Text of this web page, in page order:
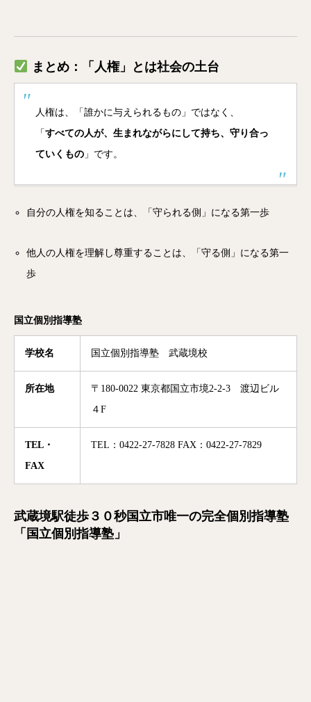
まとめ：「人権」とは社会の土台
人権は、「誰かに与えられるもの」ではなく、
「 すべての人が、生まれながらにして持ち、守り合っ
ていくもの 」です。
自分の人権を知ることは、「守られる側」になる第一歩
他人の人権を理解し尊重することは、「守る側」になる第一
歩
国立個別指導塾
学校名 国立個別指導塾 武蔵境校
所在地
〒180-0022 東京都国立市境2-2-3 渡辺ビル
４F
TEL・
FAX
TEL：0422-27-7828 FAX：0422-27-7829
武蔵境駅徒歩３０秒国立市唯一の完全個別指導塾
「国立個別指導塾」